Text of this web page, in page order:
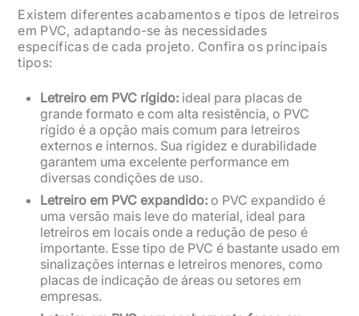
Existem diferentes acabamentos e tipos de letreiros
em PVC, adaptando-se às necessidades
específicas de cada projeto. Confira os principais
tipos:
Letreiro em PVC rígido: ideal para placas de
grande formato e com alta resistência, o PVC
rígido é a opção mais comum para letreiros
externos e internos. Sua rigidez e durabilidade
garantem uma excelente performance em
diversas condições de uso.
Letreiro em PVC expandido: o PVC expandido é
uma versão mais leve do material, ideal para
letreiros em locais onde a redução de peso é
importante. Esse tipo de PVC é bastante usado em
sinalizações internas e letreiros menores, como
placas de indicação de áreas ou setores em
empresas.